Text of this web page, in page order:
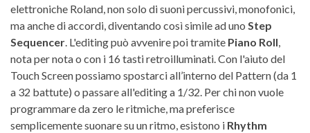
elettroniche Roland, non solo di suoni percussivi, monofonici,
ma anche di accordi, diventando così simile ad uno Step
Sequencer. L'editing può avvenire poi tramite Piano Roll,
nota per nota o con i 16 tasti retroilluminati. Con l'aiuto del
Touch Screen possiamo spostarci all’interno del Pattern (da 1
a 32 battute) o passare all'editing a 1/32. Per chi non vuole
programmare da zero le ritmiche, ma preferisce
semplicemente suonare su un ritmo, esistono i Rhythm